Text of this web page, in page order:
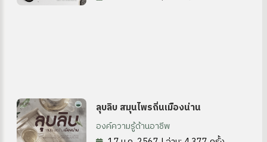
ลุบลิบ สมุนไพรถิ่นเมืองน่าน
องค์ความรู้ด้านอาชีพ